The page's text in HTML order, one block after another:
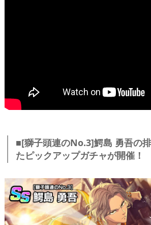
■[獅子頭連のNo.3]鰐島 勇吾の
たピックアップガチャが開催！